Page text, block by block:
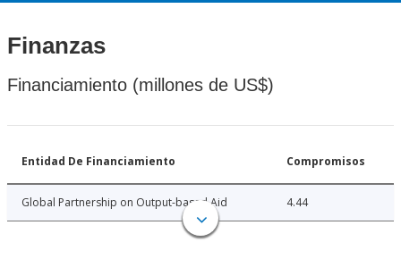
Finanzas
Financiamiento (millones de US$)
Entidad De Financiamiento Compromisos
Global Partnership on Output-based Aid 4.44